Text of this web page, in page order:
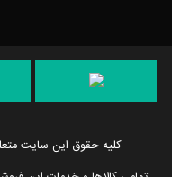
کلیه حقوق این سایت